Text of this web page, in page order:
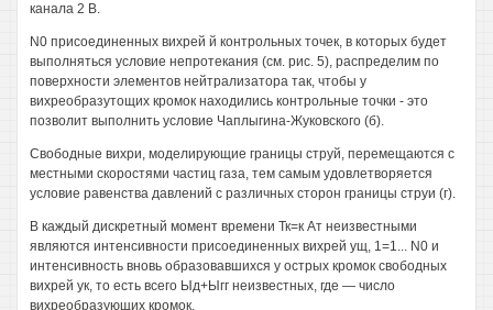
канала 2 В.
N0 присоединенных вихрей й контрольных точек, в которых будет
выполняться условие непротекания (см. рис. 5), распределим по
поверхности элементов нейтрализатора так, чтобы у
вихреобразутощих кромок находились контрольные точки - это
позволит выполнить условие Чаплыгина-Жуковского (б).
Свободные вихри, моделирующие границы струй, перемещаются с
местными скоростями частиц газа, тем самым удовлетворяется
условие равенства давлений с различных сторон границы струи (г).
В каждый дискретный момент времени Тк=к Ат неизвестными
являются интенсивности присоединенных вихрей ущ, 1=1... N0 и
интенсивность вновь образовавшихся у острых кромок свободных
вихрей ук, то есть всего Ыд+Ыгг неизвестных, где — число
вихреобразующих кромок.